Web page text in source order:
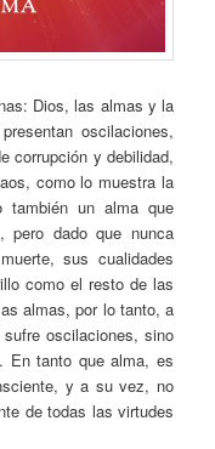
Dios, las almas y la
oscilaciones,
corrupción y debilidad,
como lo muestra la
también un alma que
pero dado que nunca
sus cualidades
como el resto de las
almas, por lo tanto, a
oscilaciones, sino
En tanto que alma, es
y a su vez, no
de todas las virtudes